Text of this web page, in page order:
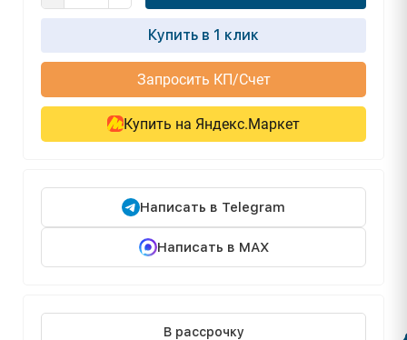
Купить в 1 клик
Запросить КП/Счет
Купить на Яндекс.Маркет
Написать в Telegram
Написать в MAX
В рассрочку